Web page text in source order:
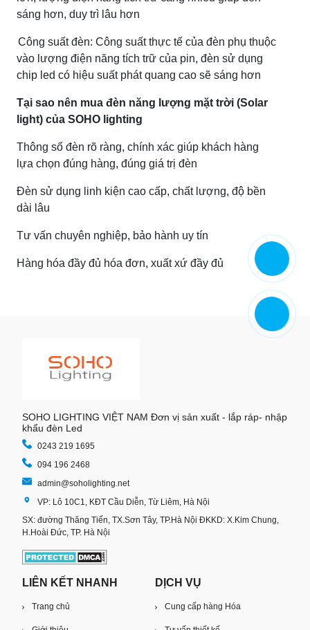
sáng hơn, duy trì lâu hơn
Công suất đèn: Công suất thực tế của đèn phụ thuộc
vào lượng điện năng tích trữ của pin, đèn sử dụng
chip led có hiệu suất phát quang cao sẽ sáng hơn
Tại sao nên mua đèn năng lượng mặt trời (Solar
light) của SOHO lighting
Thông số đèn rõ ràng, chính xác giúp khách hàng
lựa chọn đúng hàng, đúng giá trị đèn
Đèn sử dụng linh kiện cao cấp, chất lượng, độ bền
dài lâu
Tư vấn chuyên nghiệp, bảo hành uy tín
Hàng hóa đầy đủ hóa đơn, xuất xứ đầy đủ
SOHO LIGHTING VIỆT NAM Đơn vị sản xuất - lắp ráp- nhập
khẩu đèn Led
0243 219 1695
094 196 2468
admin@soholighting.net
VP: Lô 10C1, KĐT Cầu Diễn, Từ Liêm, Hà Nội
SX: đường Thăng Tiến, TX.Sơn Tây, TP.Hà Nội ĐKKD: X.Kim Chung,
H.Hoài Đức, TP. Hà Nội
LIÊN KẾT NHANH
Trang chủ
DỊCH VỤ
Cung cấp hàng Hóa